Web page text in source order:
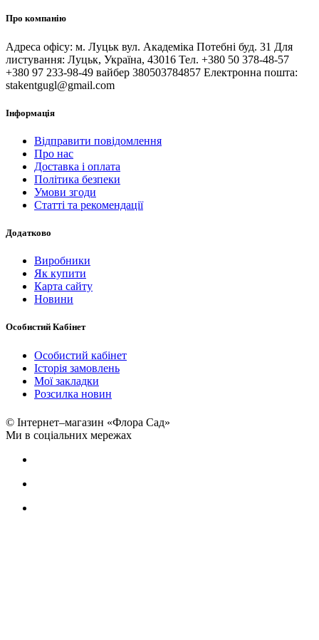
Про компанію
Адреса офісу: м. Луцьк вул. Академіка Потебні буд. 31 Для
листування: Луцьк, Україна, 43016 Тел. +380 50 378-48-57
+380 97 233-98-49 вайбер 380503784857 Електронна пошта:
stakentgugl@gmail.com
Інформація
Відправити повідомлення
Про нас
Доставка і оплата
Політика безпеки
Умови згоди
Статті та рекомендації
Додатково
Виробники
Як купити
Карта сайту
Новини
Особистий Кабінет
Особистий кабінет
Історія замовлень
Мої закладки
Розсилка новин
© Інтернет–магазин «Флора Сад»
Ми в соціальних мережах